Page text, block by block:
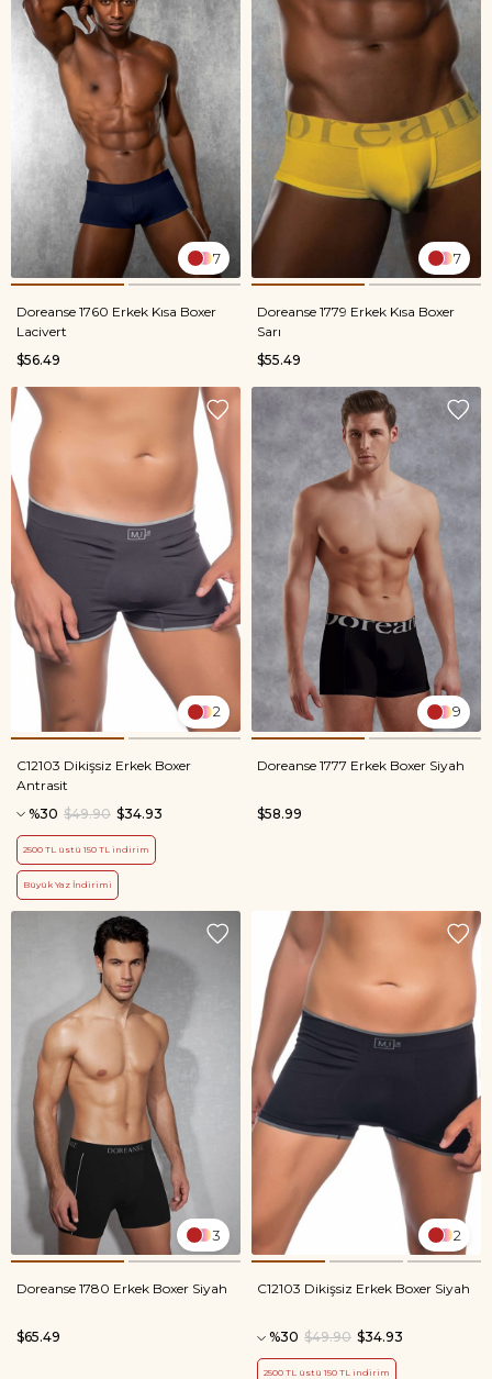
7
Doreanse 1760 Erkek Kısa Boxer
Lacivert
$56.49
7
Doreanse 1779 Erkek Kısa Boxer
Sarı
$55.49
2
C12103 Dikişsiz Erkek Boxer
Antrasit
%30
$34.93
$49.90
2500 TL üstü 150 TL indirim
Büyük Yaz İndirimi
9
Doreanse 1777 Erkek Boxer Siyah
$58.99
3
Doreanse 1780 Erkek Boxer Siyah
$65.49
2
C12103 Dikişsiz Erkek Boxer Siyah
%30 $34.93
$49.90
2500 TL üstü 150 TL indirim